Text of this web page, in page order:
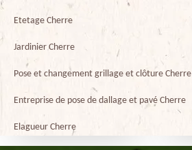
Etetage Cherre
Jardinier Cherre
Pose et changement grillage et clôture Cherre
Entreprise de pose de dallage et pavé Cherre
Elagueur Cherre